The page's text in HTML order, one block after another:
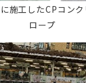
施工したCPコン
ロープ